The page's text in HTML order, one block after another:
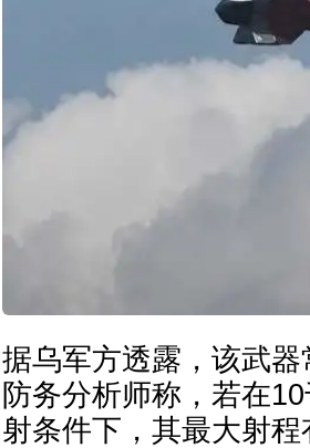
据乌军方透露，该武
防务分析师称，若在
射条件下，其最大射